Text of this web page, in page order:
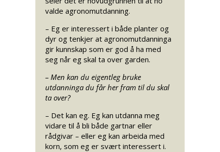
valde agronomutdanning.
– Eg er interessert i både planter og
dyr og tenkjer at agronomutdanninga
gir kunnskap som er god å ha med
seg når eg skal ta over garden.
– Men kan du eigentleg bruke
utdanninga du får her fram til du skal
ta over?
– Det kan eg. Eg kan utdanna meg
vidare til å bli både gartnar eller
rådgivar – eller eg kan arbeida med
korn, som eg er svært interessert i.